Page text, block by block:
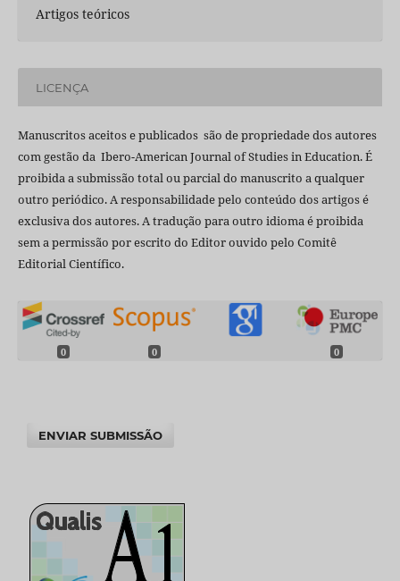
Artigos teóricos
LICENÇA
Manuscritos aceitos e publicados são de propriedade dos autores
com gestão da Ibero-American Journal of Studies in Education. É
proibida a submissão total ou parcial do manuscrito a qualquer
outro periódico. A responsabilidade pelo conteúdo dos artigos é
exclusiva dos autores. A tradução para outro idioma é proibida
sem a permissão por escrito do Editor ouvido pelo Comitê
Editorial Científico.
0 0 0
ENVIAR SUBMISSÃO